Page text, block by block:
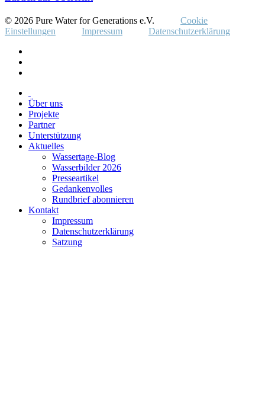
© 2026 Pure Water for Generations e.V.
Cookie
Einstellungen
Impressum Datenschutzerklärung
Über uns
Projekte
Partner
Unterstützung
Aktuelles
Wassertage-Blog
Wasserbilder 2026
Presseartikel
Gedankenvolles
Rundbrief abonnieren
Kontakt
Impressum
Datenschutzerklärung
Satzung